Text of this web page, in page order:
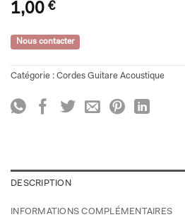
1,00 €
Nous contacter
Catégorie : Cordes Guitare Acoustique
DESCRIPTION
INFORMATIONS COMPLÉMENTAIRES